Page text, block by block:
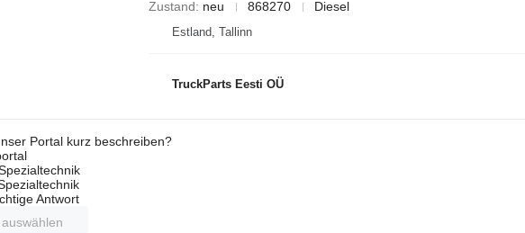
Zustand
neu 868270 Diesel
Estland, Tallinn
TruckParts Eesti OÜ
Portal kurz beschreiben?
Antwort